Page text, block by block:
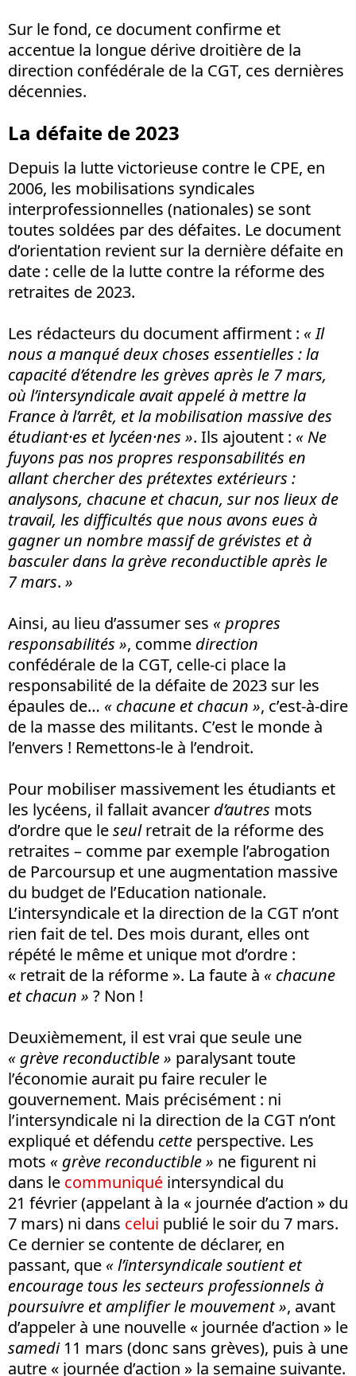
Sur le fond, ce document confirme et
accentue la longue dérive droitière de la
direction confédérale de la CGT, ces dernières
décennies.
La défaite de 2023
Depuis la lutte victorieuse contre le CPE, en
2006, les mobilisations syndicales
interprofessionnelles (nationales) se sont
toutes soldées par des défaites. Le document
d’orientation revient sur la dernière défaite en
date : celle de la lutte contre la réforme des
retraites de 2023.
Les rédacteurs du document affirment : « Il
nous a manqué deux choses essentielles : la
capacité d’étendre les grèves après le 7 mars,
où l’intersyndicale avait appelé à mettre la
France à l’arrêt, et la mobilisation massive des
étudiant·es et lycéen·nes ». Ils ajoutent : « Ne
fuyons pas nos propres responsabilités en
allant chercher des prétextes extérieurs :
analysons, chacune et chacun, sur nos lieux de
travail, les difficultés que nous avons eues à
gagner un nombre massif de grévistes et à
basculer dans la grève reconductible après le
7 mars. »
Ainsi, au lieu d’assumer ses « propres
responsabilités », comme direction
confédérale de la CGT, celle-ci place la
responsabilité de la défaite de 2023 sur les
épaules de… « chacune et chacun », c’est-à-dire
de la masse des militants. C’est le monde à
l’envers ! Remettons-le à l’endroit.
Pour mobiliser massivement les étudiants et
les lycéens, il fallait avancer d’autres mots
d’ordre que leseulretrait de la réforme des
retraites – comme par exemple l’abrogation
de Parcoursup et une augmentation massive
du budget de l’Education nationale.
L’intersyndicale et la direction de la CGT n’ont
rien fait de tel. Des mois durant, elles ont
répété le même et unique mot d’ordre :
« retrait de la réforme ». La faute à « chacune
et chacun » ? Non !
Deuxièmement, il est vrai que seule une
« grève reconductible » paralysant toute
l’économie aurait pu faire reculer le
gouvernement. Mais précisément : ni
l’intersyndicale ni la direction de la CGT n’ont
expliqué et défendu cette perspective. Les
mots « grève reconductible » ne figurent ni
dans le communiqué intersyndical du
21 février (appelant à la « journée d’action » du
7 mars) ni dans celui publié le soir du 7 mars.
Ce dernier se contente de déclarer, en
passant, que « l’intersyndicale soutient et
encourage tous les secteurs professionnels à
poursuivre et amplifier le mouvement », avant
d’appeler à une nouvelle « journée d’action » le
samedi 11 mars (donc sans grèves), puis à une
autre « journée d’action » la semaine suivante.